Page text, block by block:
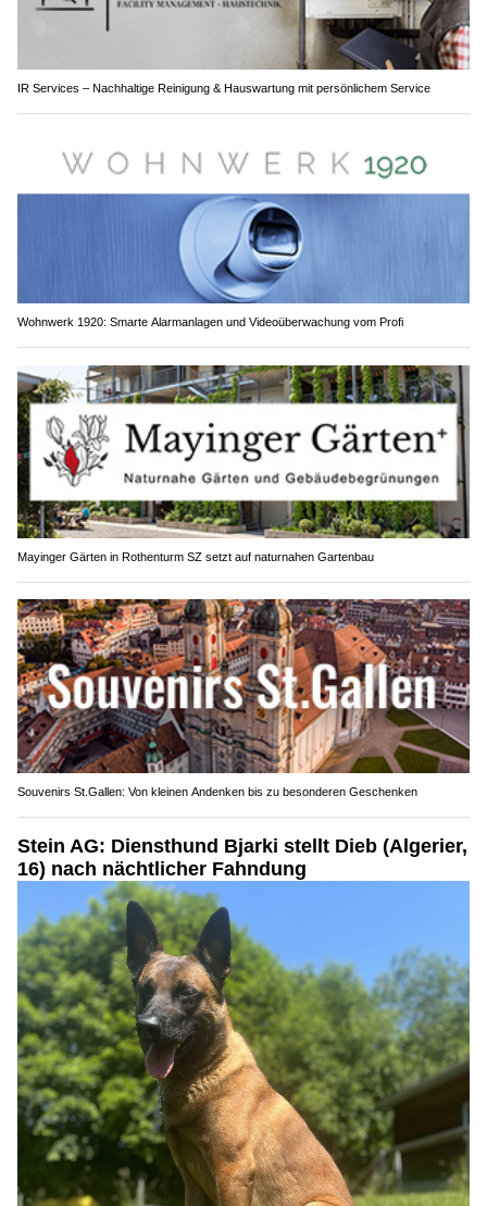
IR Services – Nachhaltige Reinigung & Hauswartung mit persönlichem Service
Wohnwerk 1920: Smarte Alarmanlagen und Videoüberwachung vom Profi
Mayinger Gärten in Rothenturm SZ setzt auf naturnahen Gartenbau
Souvenirs St.Gallen: Von kleinen Andenken bis zu besonderen Geschenken
Stein AG: Diensthund Bjarki stellt Dieb (Algerier,
16) nach nächtlicher Fahndung